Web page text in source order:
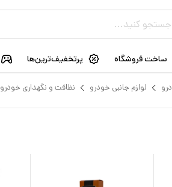
ساخت فروشگاه پرتخفیف‌ترین‌ها
لوازم جانبی خودرو نظافت و نگهداری خودرو